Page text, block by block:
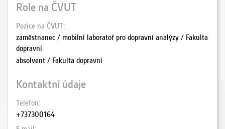
Role na ČVUT
Pozice na ČVUT
zaměstnanec / mobilní laboratoř pro dopravní analýzy / Fakulta
dopravní
absolvent / Fakulta dopravní
Kontaktní údaje
Telefon
+737300164